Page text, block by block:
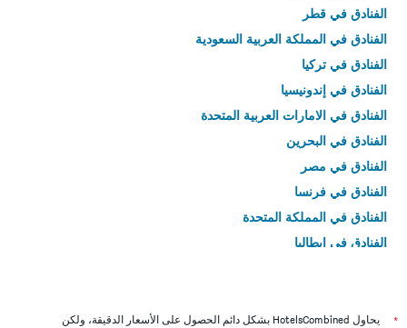
الفنادق في قطر
الفنادق في المملكة العربية السعودية
الفنادق في تركيا
الفنادق في إندونيسيا
الفنادق في الامارات العربية المتحدة
الفنادق في البحرين
الفنادق في مصر
الفنادق في فرنسا
الفنادق في المملكة المتحدة
الفنادق في إيطاليا
*
يحاول HotelsCombined بشكل دائم الحصول على الأسعار الدقيقة، ولكن